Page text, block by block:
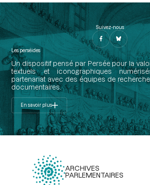
Suivez-nous
Les perséides
Un dispositif pensé par Persée pour la
textuels et iconographiques
partenariat avec des équipes de
documentaires.
En savoir plus
ARCHIVES
PARLEMENTAIRES